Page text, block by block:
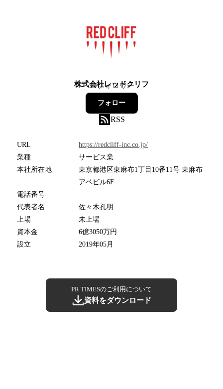
株式会社レッドクリフ
30フォロワー
フォロー
RSS
URL
https://redcliff-inc.co.jp/
業種
サービス業
本社所在地
東京都港区東麻布1丁目10番11号 東麻布
アベビル6F
電話番号
-
代表者名
佐々木孔明
上場
未上場
資本金
6億3050万円
設立
2019年05月
PR TIMESのご利用について
資料をダウンロード